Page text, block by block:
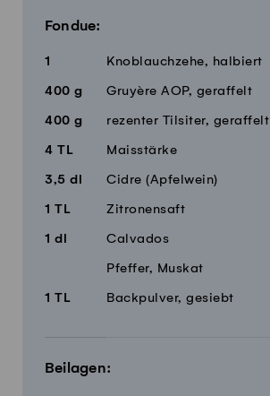
Fondue:
1 Knoblauchzehe, halbiert
400 g Gruyère AOP, geraffelt
400 g rezenter Tilsiter, geraffelt
4 TL Maisstärke
3,5 dl Cidre (Apfelwein)
1 TL Zitronensaft
1 dl Calvados
Pfeffer, Muskat
1 TL Backpulver, gesiebt
Beilagen: